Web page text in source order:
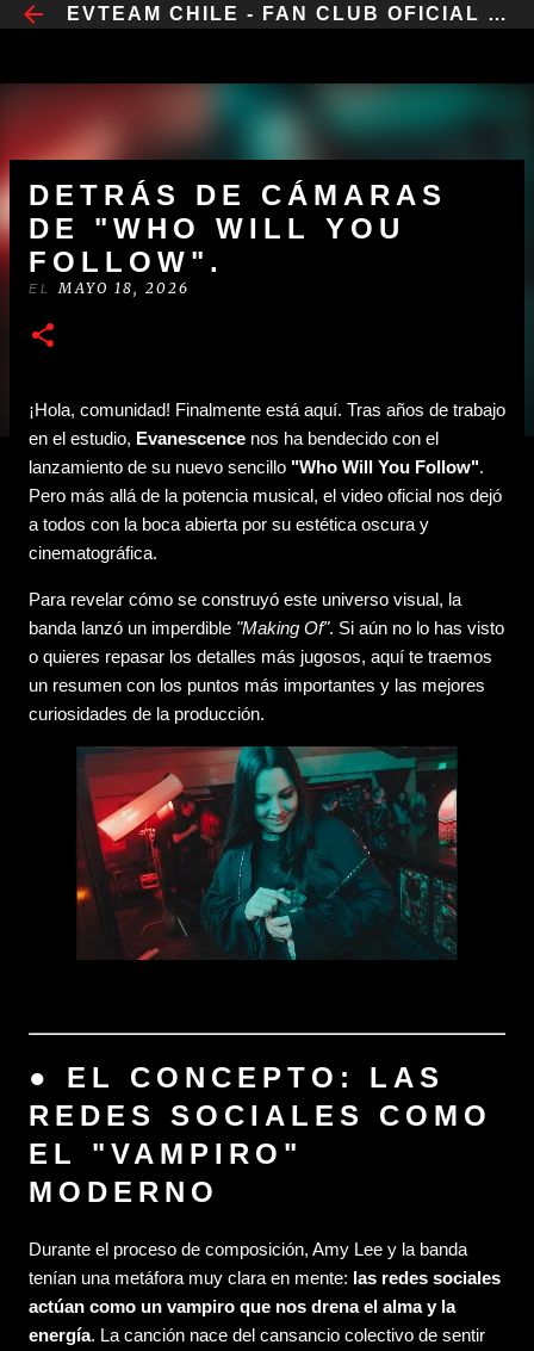
IR AL CONTENIDO PRINCIPAL
​EVTEAM CHILE - FAN CLUB OFICIAL CHILE
DETRÁS DE CÁMARAS
DE "WHO WILL YOU
FOLLOW".
EL MAYO 18, 2026
¡Hola, comunidad! Finalmente está aquí. Tras años de trabajo
en el estudio, Evanescence nos ha bendecido con el
lanzamiento de su nuevo sencillo "Who Will You Follow".
Pero más allá de la potencia musical, el video oficial nos dejó
a todos con la boca abierta por su estética oscura y
cinematográfica.
Para revelar cómo se construyó este universo visual, la
banda lanzó un imperdible "Making Of". Si aún no lo has visto
o quieres repasar los detalles más jugosos, aquí te traemos
un resumen con los puntos más importantes y las mejores
curiosidades de la producción.
● EL CONCEPTO: LAS
REDES SOCIALES COMO
EL "VAMPIRO"
MODERNO
Durante el proceso de composición, Amy Lee y la banda
tenían una metáfora muy clara en mente: las redes sociales
actúan como un vampiro que nos drena el alma y la
energía. La canción nace del cansancio colectivo de sentir